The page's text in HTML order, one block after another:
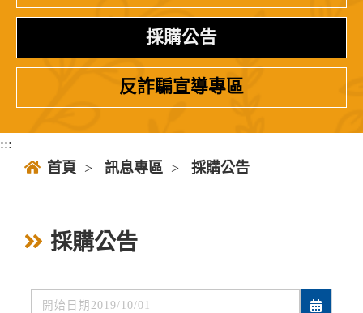
採購公告
反詐騙宣導專區
:::
首頁 > 訊息專區 > 採購公告
採購公告